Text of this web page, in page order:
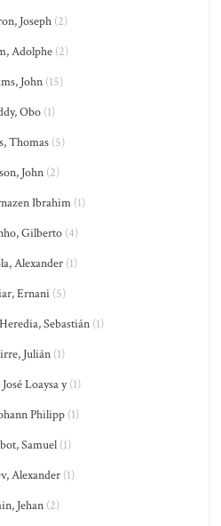
Joseph(2)
Adolphe(2)
John (15)
Obo (1)
Thomas (5)
John (2)
Ibrahim (1)
Gilberto (4)
Alexander(1)
Ernani (5)
Sebastián(1)
Julián(1)
Loaysa y(1)
Philipp(1)
Samuel(1)
Alexander (1)
Jehan(2)